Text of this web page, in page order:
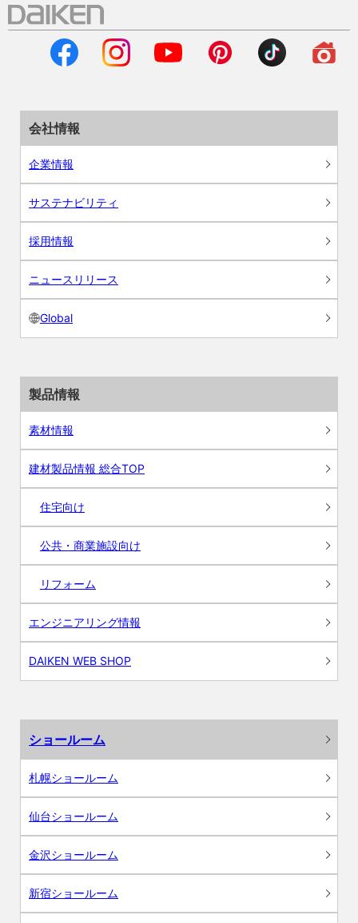
会社情報
企業情報
サステナビリティ
採用情報
ニュースリリース
Global
製品情報
素材情報
建材製品情報 総合TOP
住宅向け
公共・商業施設向け
リフォーム
エンジニアリング情報
DAIKEN WEB SHOP
ショールーム
札幌ショールーム
仙台ショールーム
金沢ショールーム
新宿ショールーム